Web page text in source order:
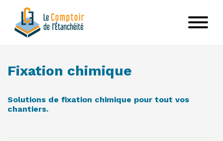
contenu
principal
Fixation chimique
Solutions de fixation chimique pour tout vos
chantiers.